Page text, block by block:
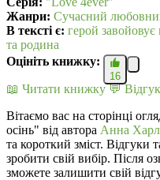
Жанри: Сучасний
В текcті є: герой завойовує
та родина
Оцініть книжку:
16
📖 Читати книжку 💬
Вітаємо вас на сторінці
осінь" від автора Анна
та короткий зміст. Відгуки
зробити свій вибір. Після
зможете залишити свій